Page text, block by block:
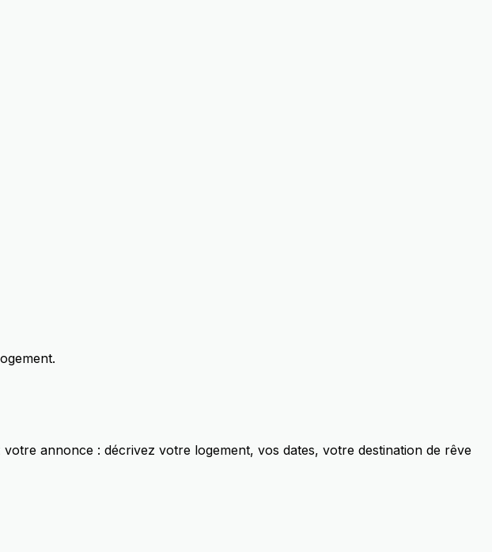
annonce : décrivez votre logement, vos dates, votre destination de rêve